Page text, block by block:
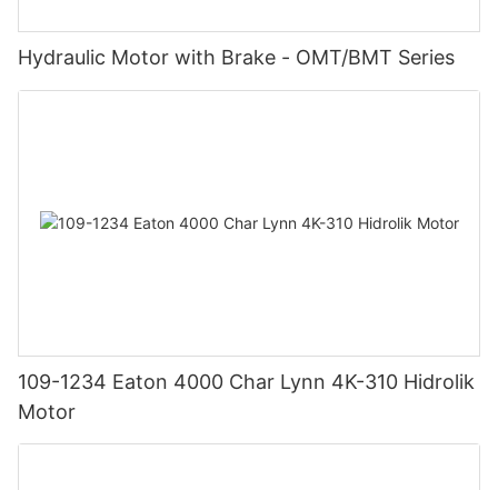
Hydraulic Motor with Brake - OMT/BMT Series
109-1234 Eaton 4000 Char Lynn 4K-310 Hidrolik
Motor